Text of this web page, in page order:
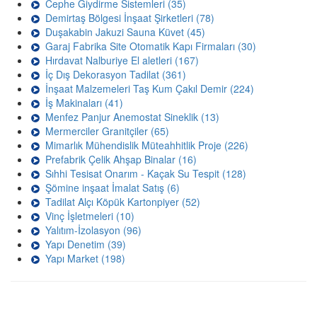
Cephe Giydirme Sistemleri (35)
Demirtaş Bölgesi İnşaat Şirketleri (78)
Duşakabin Jakuzi Sauna Küvet (45)
Garaj Fabrika Site Otomatik Kapı Firmaları (30)
Hırdavat Nalburiye El aletleri (167)
İç Dış Dekorasyon Tadilat (361)
İnşaat Malzemeleri Taş Kum Çakıl Demir (224)
İş Makinaları (41)
Menfez Panjur Anemostat Sineklik (13)
Mermerciler Granitçiler (65)
Mimarlık Mühendislik Müteahhitlik Proje (226)
Prefabrik Çelik Ahşap Binalar (16)
Sıhhi Tesisat Onarım - Kaçak Su Tespit (128)
Şömine inşaat İmalat Satış (6)
Tadilat Alçı Köpük Kartonpiyer (52)
Vinç İşletmeleri (10)
Yalıtım-İzolasyon (96)
Yapı Denetim (39)
Yapı Market (198)